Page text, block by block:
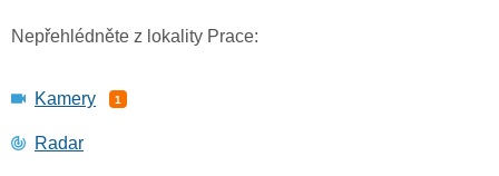
Nepřehlédněte z lokality Prace:
Kamery 1
Radar